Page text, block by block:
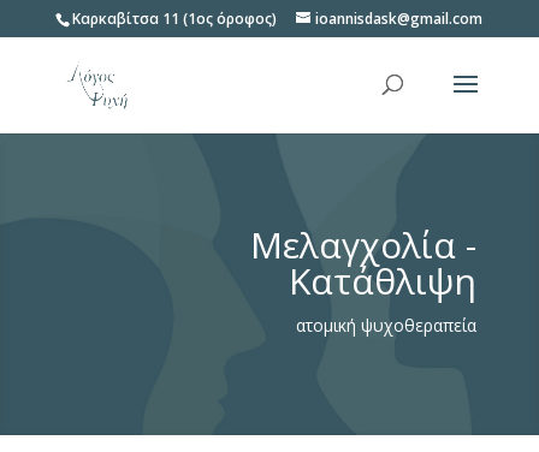
Καρκαβίτσα 11 (1ος όροφος) ioannisdask@gmail.com
Μελαγχολία -
Κατάθλιψη
ατομική ψυχοθεραπεία